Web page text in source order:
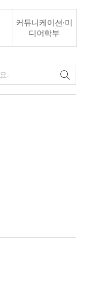
커뮤니케이션·미
디어학부